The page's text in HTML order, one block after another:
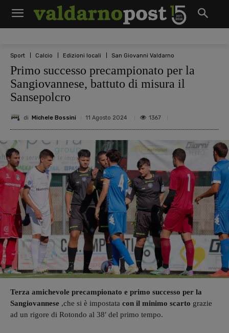
Sport Calcio Edizioni locali San Giovanni Valdarno
Primo successo precampionato per la
Sangiovannese, battuto di misura il
Sansepolcro
di Michele Bossini 11 Agosto 2024 1367
Terza amichevole precampionato e primo successo per la
Sangiovannese ,che si è impostata con il minimo scarto grazie
ad un rigore di Rotondo al 38′ del primo tempo.